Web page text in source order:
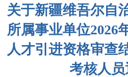
关于新疆维吾尔自
所属事业单位2026
人才引进资格审查
考核人